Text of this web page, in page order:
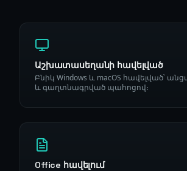
Աշխատասեղանի հավելված
Բնիկ Windows և macOS հավելված՝
և գաղտնագրված պահոցով։
Office հավելում